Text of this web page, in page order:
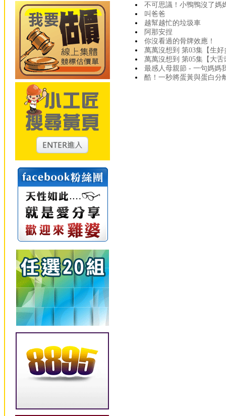
不可思議！小鴨鴨沒了媽
叫爸爸
越幫越忙的垃圾車
阿那安捏
你沒看過的骨牌效應！
萬萬沒想到 第03集【生
萬萬沒想到 第05集【大
最感人母親節 - 一句媽媽
酷！一秒將蛋黃與蛋白分